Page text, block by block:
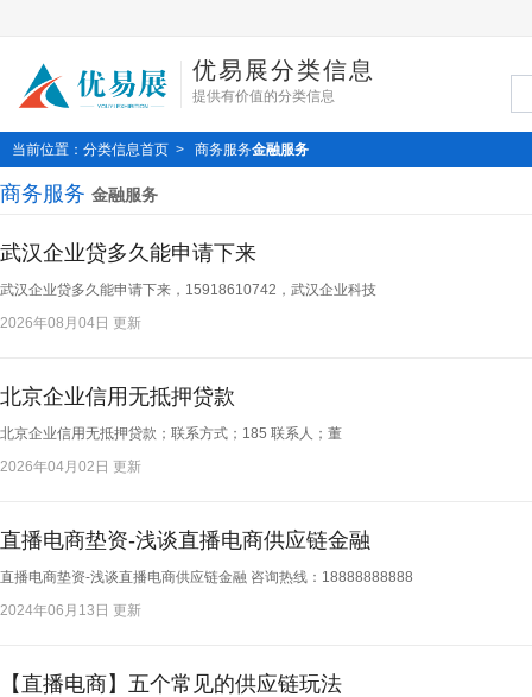
优易展分类信息
提供有价值的分类信息
当前位置： 分类信息首页 > 商务服务金融服务
商务服务 金融服务
武汉企业贷多久能申请下来
武汉企业贷多久能申请下来，15918610742，武汉企业科技​
2026年08月04日 更新
北京企业信用无抵押贷款
北京企业信用无抵押贷款；联系方式；185 联系人；董​
2026年04月02日 更新
直播电商垫资-浅谈直播电商供应链金融
直播电商垫资-浅谈直播电商供应链金融 咨询热线：18888888888​
2024年06月13日 更新
【直播电商】五个常见的供应链玩法